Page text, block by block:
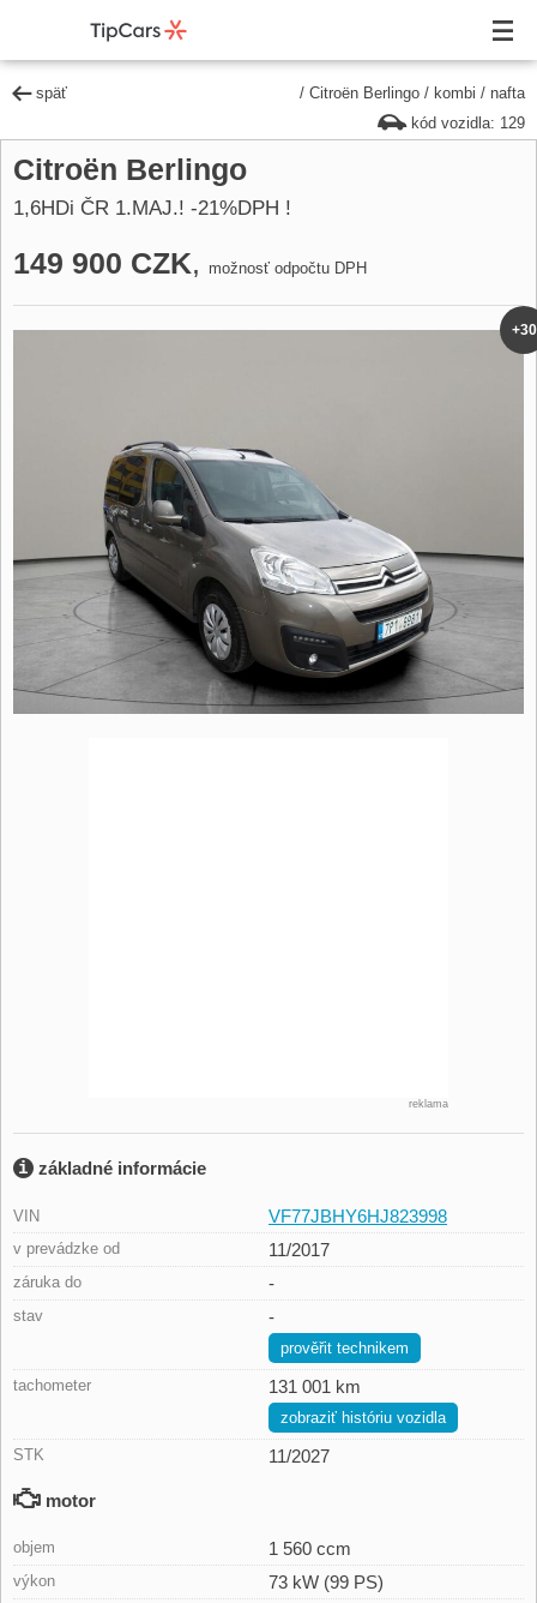
späť / Citroën Berlingo / kombi / nafta
kód vozidla: 129
Citroën Berlingo
1,6HDi ČR 1.MAJ.! -21%DPH !
149 900 CZK, možnosť odpočtu DPH
+30
reklama
základné informácie
VIN VF77JBHY6HJ823998
v prevádzke od 11/2017
záruka do -
stav -
prověřit technikem
tachometer 131 001 km
zobraziť históriu vozidla
STK 11/2027
motor
objem 1 560 ccm
výkon 73 kW (99 PS)